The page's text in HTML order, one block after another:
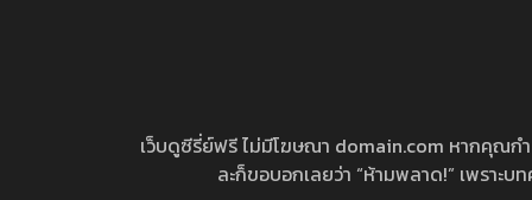
เว็บดูซีรี่ย์ฟรี ไม่มีโฆษณา domain.com หากคุณก
ละก็ขอบอกเลยว่า “ห้ามพลาด!” เพราะ